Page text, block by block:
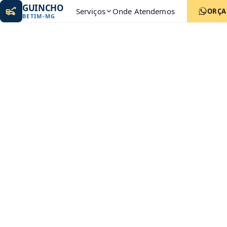
GUINCHO
BETIM-MG Serviços Onde Atendemos